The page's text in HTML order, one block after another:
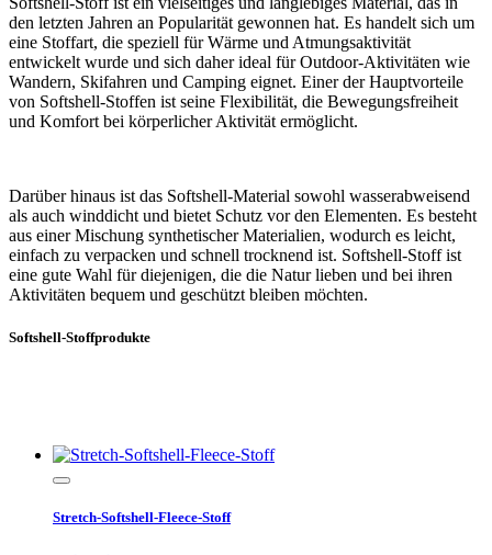
den letzten Jahren an Popularität gewonnen hat. Es handelt sich um
eine Stoffart, die speziell für Wärme und Atmungsaktivität
entwickelt wurde und sich daher ideal für Outdoor-Aktivitäten wie
Wandern, Skifahren und Camping eignet. Einer der Hauptvorteile
von Softshell-Stoffen ist seine Flexibilität, die Bewegungsfreiheit
und Komfort bei körperlicher Aktivität ermöglicht.
Darüber hinaus ist das Softshell-Material sowohl wasserabweisend
als auch winddicht und bietet Schutz vor den Elementen. Es besteht
aus einer Mischung synthetischer Materialien, wodurch es leicht,
einfach zu verpacken und schnell trocknend ist. Softshell-Stoff ist
eine gute Wahl für diejenigen, die die Natur lieben und bei ihren
Aktivitäten bequem und geschützt bleiben möchten.
Softshell-Stoffprodukte
Stretch-Softshell-Fleece-Stoff